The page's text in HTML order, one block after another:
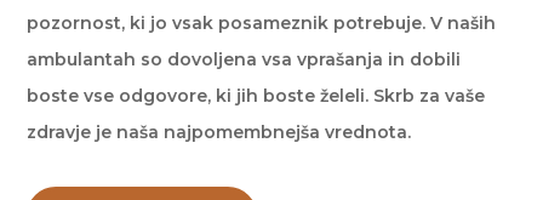
pozornost, ki jo vsak posameznik potrebuje. V naših
ambulantah so dovoljena vsa vprašanja in dobili
boste vse odgovore, ki jih boste želeli. Skrb za vaše
zdravje je naša najpomembnejša vrednota.